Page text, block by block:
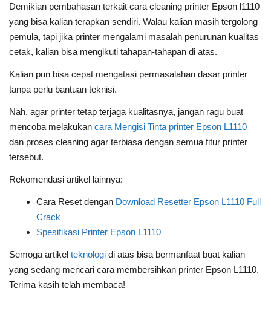
Demikian pembahasan terkait cara cleaning printer Epson l1110
yang bisa kalian terapkan sendiri. Walau kalian masih tergolong
pemula, tapi jika printer mengalami masalah penurunan kualitas
cetak, kalian bisa mengikuti tahapan-tahapan di atas.
Kalian pun bisa cepat mengatasi permasalahan dasar printer
tanpa perlu bantuan teknisi.
Nah, agar printer tetap terjaga kualitasnya, jangan ragu buat
mencoba melakukan cara Mengisi Tinta printer Epson L1110
dan proses cleaning agar terbiasa dengan semua fitur printer
tersebut.
Rekomendasi artikel lainnya:
Cara Reset dengan Download Resetter Epson L1110 Full
Crack
Spesifikasi Printer Epson L1110
Semoga artikel teknologi di atas bisa bermanfaat buat kalian
yang sedang mencari cara membersihkan printer Epson L1110.
Terima kasih telah membaca!